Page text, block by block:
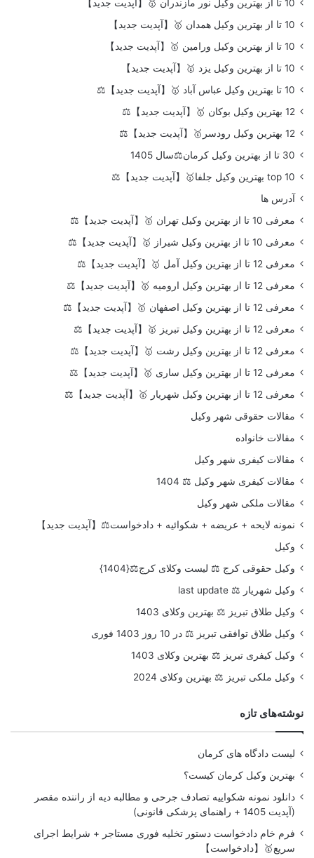
10 تا از بهترین وکیل نور مازندران 🥇【آپدیت جدید】
10 تا از بهترین وکیل همدان 🥇【آپدیت جدید】
10 تا از بهترین وکیل ورامین 🥇【آپدیت جدید】
10 تا از بهترین وکیل یزد 🥇【آپدیت جدید】
10 تا بهترین وکیل عباس آباد 🥇【آپدیت جدید】⚖️
12 بهترین وکیل بوکان 🥇【آپدیت جدید】⚖️
12 بهترین وکیل رودسر🥇【آپدیت جدید】⚖️
30 تا از بهترین وکیل کرمان⚖️سال 1405
top 10 بهترین وکیل جلفا🥇【آپدیت جدید】⚖️
آدرس ها
معرفی 10 تا از بهترین وکیل تهران 🥇【آپدیت جدید】⚖️
معرفی 10 تا از بهترین وکیل شیراز 🥇【آپدیت جدید】⚖️
معرفی 12 تا از بهترین وکیل آمل 🥇【آپدیت جدید】⚖️
معرفی 12 تا از بهترین وکیل ارومیه 🥇【آپدیت جدید】⚖️
معرفی 12 تا از بهترین وکیل اصفهان 🥇【آپدیت جدید】⚖️
معرفی 12 تا از بهترین وکیل تبریز 🥇【آپدیت جدید】⚖️
معرفی 12 تا از بهترین وکیل رشت 🥇【آپدیت جدید】⚖️
معرفی 12 تا از بهترین وکیل ساری 🥇【آپدیت جدید】⚖️
معرفی 12 تا از بهترین وکیل شهریار 🥇【آپدیت جدید】⚖️
مقالات حقوقی شهر وکیل
مقالات خانواده
مقالات کیفری شهر وکیل
مقالات کیفری شهر وکیل ⚖️ 1404
مقالات ملکی شهر وکیل
نمونه لایحه + عریضه + شکوائیه + دادخواست⚖️【آپدیت جدید】
وکیل
وکیل حقوقی کرج ⚖️ لیست وکلای کرج⚖️{1404}
وکیل شهریار ⚖️ last update
وکیل طلاق تبریز ⚖️ بهترین وکلای 1403
وکیل طلاق توافقی تبریز ⚖️ در 10 روز 1403 فوری
وکیل کیفری تبریز ⚖️ بهترین وکلای 1403
وکیل ملکی تبریز ⚖️ بهترین وکلای 2024
نوشته‌های تازه
لیست دادگاه های کرمان
بهترین وکیل کرمان کیست؟
دانلود نمونه شکواییه تصادف جرحی و مطالبه دیه از راننده مقصر
(آپدیت 1405 + راهنمای پزشکی قانونی)
فرم خام دادخواست دستور تخلیه فوری مستاجر + شرایط اجرای
سریع🥇【دادخواست】